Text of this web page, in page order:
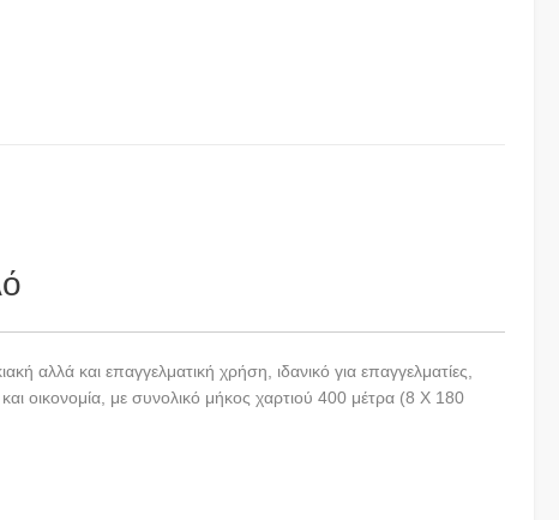
αλλά και επαγγελματική χρήση, ιδανικό για επαγγελματίες,
οικονομία, με συνολικό μήκος χαρτιού 400 μέτρα (8 Χ 180